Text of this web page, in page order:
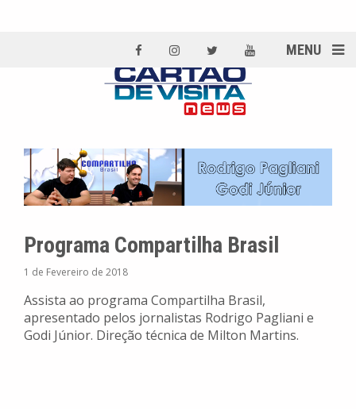
MENU
Programa Compartilha Brasil
1 de Fevereiro de 2018
Assista ao programa Compartilha Brasil,
apresentado pelos jornalistas Rodrigo Pagliani e
Godi Júnior. Direção técnica de Milton Martins.